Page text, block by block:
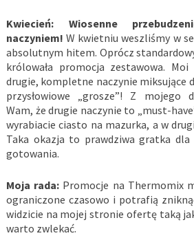
Kwiecień: Wiosenne
naczyniem! W kwietniu weszliśmy w
absolutnym hitem. Oprócz
królowała promocja zestawowa.
drugie, kompletne naczynie miksujące
przysłowiowe „grosze”! Z mojego
Wam, że drugie naczynie to „must-
wyrabiacie ciasto na mazurka, a w
Taka okazja to prawdziwa gratka dla
gotowania.
Moja rada: Promocje na Thermomix
ograniczone czasowo i potrafią
widzicie na mojej stronie ofertę taką
warto zwlekać.